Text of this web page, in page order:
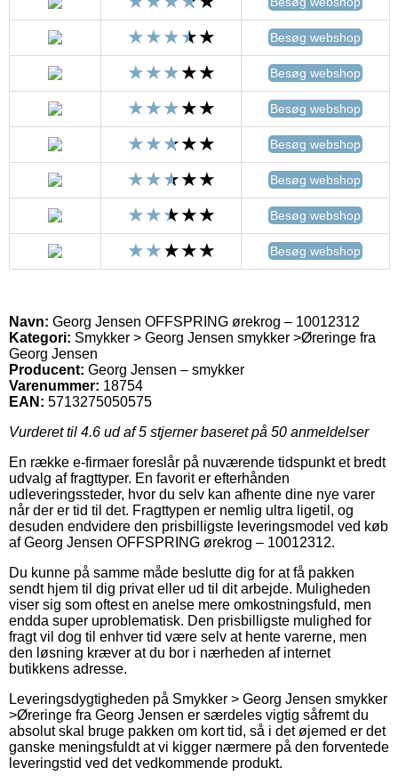
Besøg webshop
Besøg webshop
Besøg webshop
Besøg webshop
Besøg webshop
Besøg webshop
Besøg webshop
Navn: Georg Jensen OFFSPRING ørekrog – 10012312
Kategori: Smykker > Georg Jensen smykker >Øreringe fra
Georg Jensen
Producent: Georg Jensen – smykker
Varenummer: 18754
EAN: 5713275050575
Vurderet til 4.6 ud af 5 stjerner baseret på 50 anmeldelser
En række e-firmaer foreslår på nuværende tidspunkt et bredt
udvalg af fragttyper. En favorit er efterhånden
udleveringssteder, hvor du selv kan afhente dine nye varer
når der er tid til det. Fragttypen er nemlig ultra ligetil, og
desuden endvidere den prisbilligste leveringsmodel ved køb
af Georg Jensen OFFSPRING ørekrog – 10012312.
Du kunne på samme måde beslutte dig for at få pakken
sendt hjem til dig privat eller ud til dit arbejde. Muligheden
viser sig som oftest en anelse mere omkostningsfuld, men
endda super uproblematisk. Den prisbilligste mulighed for
fragt vil dog til enhver tid være selv at hente varerne, men
den løsning kræver at du bor i nærheden af internet
butikkens adresse.
Leveringsdygtigheden på Smykker > Georg Jensen smykker
>Øreringe fra Georg Jensen er særdeles vigtig såfremt du
absolut skal bruge pakken om kort tid, så i det øjemed er det
ganske meningsfuldt at vi kigger nærmere på den forventede
leveringstid ved det vedkommende produkt.